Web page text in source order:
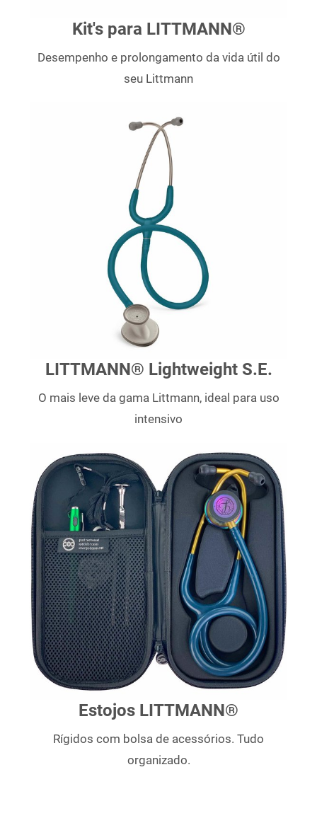
Kit's para LITTMANN®
Desempenho e prolongamento da vida útil do
seu Littmann
LITTMANN® Lightweight S.E.
O mais leve da gama Littmann, ideal para uso
intensivo
Estojos LITTMANN®
Rígidos com bolsa de acessórios. Tudo
organizado.